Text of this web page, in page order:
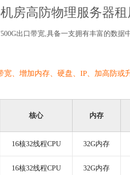
房高防物理服务器
出口带宽,具备一支拥有丰富的数
宽、增加内存、硬盘、IP、加高防或
核心 内存
16核32线程CPU 32G内存
16核32线程CPU 32G内存